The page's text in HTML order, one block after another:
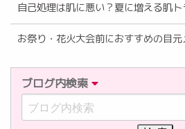
自己処理は肌に悪い？夏に増える肌
お祭り・花火大会前におすすめの目元
ブログ内検索